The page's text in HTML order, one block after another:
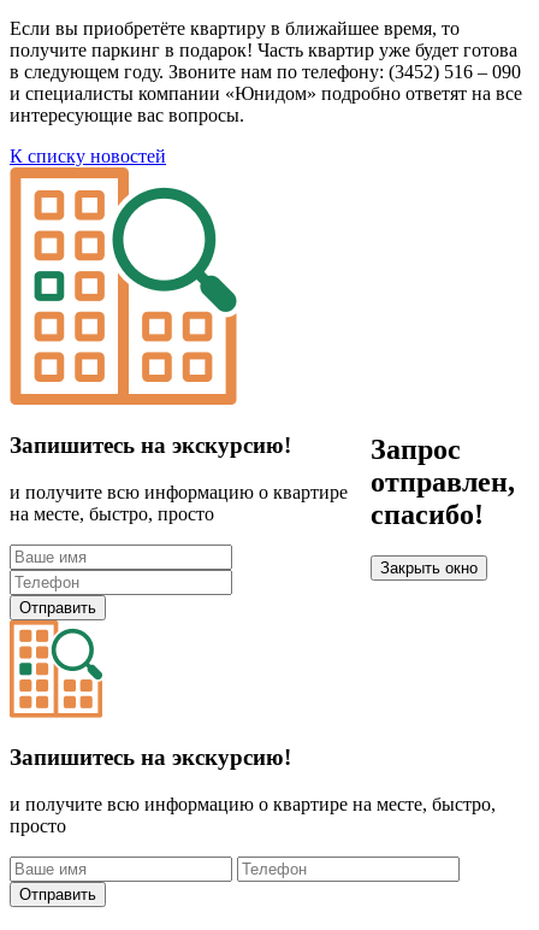
Если вы приобретёте квартиру в ближайшее время, то
получите паркинг в подарок! Часть квартир уже будет готова
в следующем году. Звоните нам по телефону: (3452) 516 – 090
и специалисты компании «Юнидом» подробно ответят на все
интересующие вас вопросы.
К списку новостей
Запишитесь на экскурсию!
и получите всю информацию о квартире
на месте, быстро, просто
Отправить
Запрос
отправлен,
спасибо!
Закрыть окно
Запишитесь на экскурсию!
и получите всю информацию о квартире на месте, быстро,
просто
Отправить